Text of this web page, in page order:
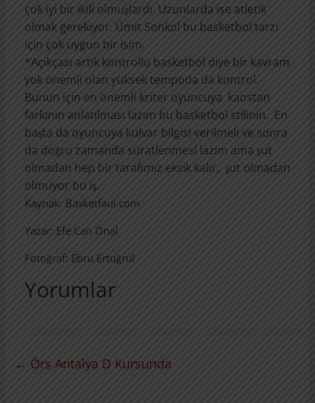
çok iyi bir ikili olmuşlardı. Uzunlarda ise atletik
olmak gerekiyor. Ümit Sonkol bu basketbol tarzı
için çok uygun bir isim.
*Açıkçası artık kontrollü basketbol diye bir kavram
yok önemli olan yüksek tempoda da kontrol.
Bunun için en önemli kriter oyuncuya kaostan
farkının anlatılması lazım bu basketbol stilinin. En
başta da oyuncuya kulvar bilgisi verilmeli ve sonra
da doğru zamanda süratlenmesi lazım ama şut
olmadan hep bir tarafımız eksik kalır, şut olmadan
olmuyor bu iş.
Kaynak: Basketfaul.com
Yazar: Efe Can Önal
Fotoğraf: Ebru Ertuğrul
Yorumlar
← Örs Antalya D Kursunda